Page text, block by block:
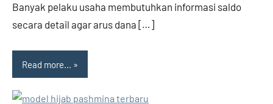
Banyak pelaku usaha membutuhkan informasi saldo
secara detail agar arus dana […]
Read more...